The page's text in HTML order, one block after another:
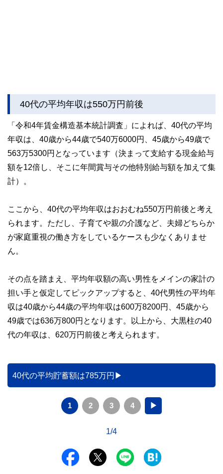
40代の平均年収は550万円前後
「令和4年賃金構造基本統計調査」によれば、40代の平均
年収は、40歳から44歳で540万6000円、45歳から49歳で
563万5300円となっています（決まって支給する現金給与
額を12倍し、そこに年間賞与その他特別給与額を加えて集
計）。
ここから、40代の平均年収はおおむね550万円前後と考え
られます。ただし、子育てや親の介護など、夫婦どちらか
が家庭重視の働き方をしているケースも少なくありませ
ん。
その点を踏まえ、平均年収額の高い男性をメインの家計の
担い手と仮定してピックアップすると、40代男性の平均年
収は40歳から44歳の平均年収は600万8200円、45歳から
49歳では636万800円となります。以上から、大黒柱の40
代の年収は、620万円前後と考えられます。
40代の平均貯蓄額は785万円
1 2 3 4 ▶
1/4